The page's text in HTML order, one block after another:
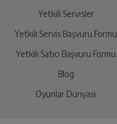
Yetkili Servisler
Yetkili Servis Başvuru Formu
Yetkili Satıcı Başvuru Formu
Blog
Oyunlar Dünyası